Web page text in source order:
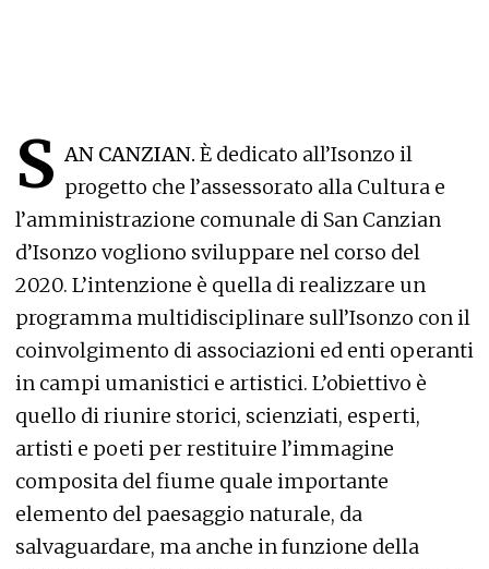
S AN CANZIAN. È dedicato all’Isonzo il
progetto che l’assessorato alla Cultura e
l’amministrazione comunale di San Canzian
d’Isonzo vogliono sviluppare nel corso del
2020. L’intenzione è quella di realizzare un
programma multidisciplinare sull’Isonzo con il
coinvolgimento di associazioni ed enti operanti
in campi umanistici e artistici. L’obiettivo è
quello di riunire storici, scienziati, esperti,
artisti e poeti per restituire l’immagine
composita del fiume quale importante
elemento del paesaggio naturale, da
salvaguardare, ma anche in funzione della